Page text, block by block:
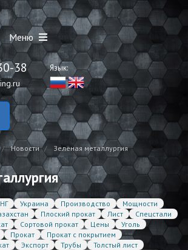
Меню
38 Язык:
Новости Зелёная металлургия
Украина Производство
Мощности
Плоский прокат Лист
Спецстали
Сортовой прокат Цены
Уголь
Прокат
Прокат с покрытием
Экспорт Трубы
Толстый лист